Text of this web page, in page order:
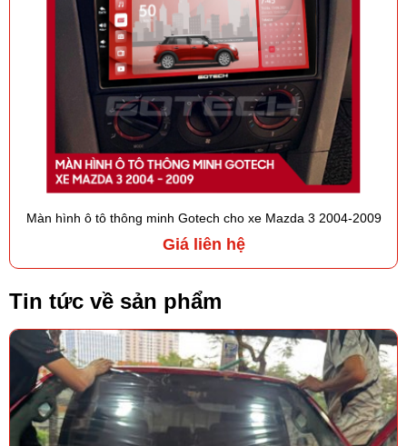
Màn hình ô tô thông minh Gotech cho xe Mazda 3 2004-2009
Giá liên hệ
Tin tức về sản phẩm